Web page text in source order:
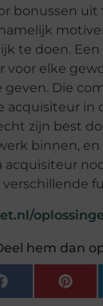
bonussen
te doen. Een
voor elke
geven. Die
acquisiteur in
zijn best
binnen,
acquisiteur
hem dan
Facebook